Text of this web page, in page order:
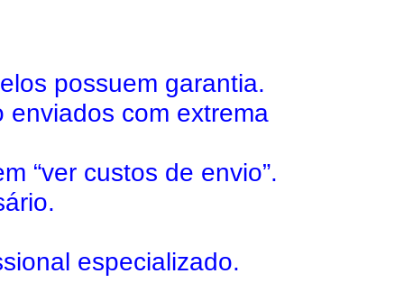
possuem garantia.
com extrema
“ver custos de envio”.
especializado.